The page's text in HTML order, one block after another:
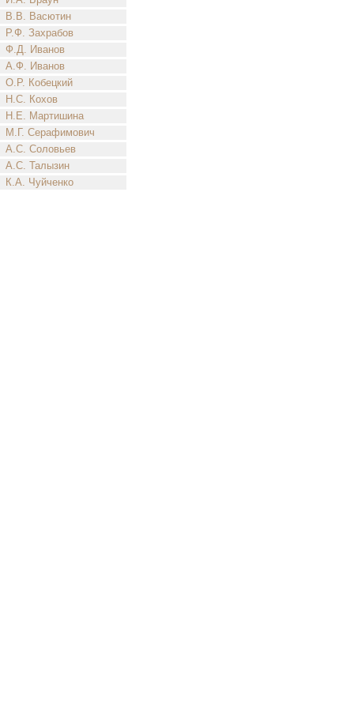
В.В. Васютин
Р.Ф. Захрабов
Ф.Д. Иванов
А.Ф. Иванов
О.Р. Кобецкий
Н.С. Кохов
Н.Е. Мартишина
М.Г. Серафимович
А.С. Соловьев
А.С. Талызин
К.А. Чуйченко